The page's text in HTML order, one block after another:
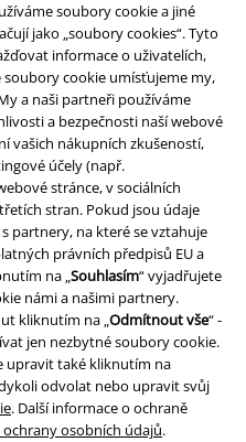
soubory cookie a jiné
jako „soubory cookies“. Tyto
informace o uživatelích,
soubory cookie umísťujeme my,
a naši partneři používáme
a bezpečnosti naší webové
vašich nákupních zkušeností,
účely (např.
stránce, v sociálních
stran. Pokud jsou údaje
partnery, na které se vztahuje
právních předpisů EU a
na „Souhlasím“ vyjadřujete
námi a našimi partnery.
kliknutím na „Odmítnout vše“ -
jen nezbytné soubory cookie.
upravit také kliknutím na
odvolat nebo upravit svůj
. Další informace o ochraně
ochrany osobních údajů.
prostředí